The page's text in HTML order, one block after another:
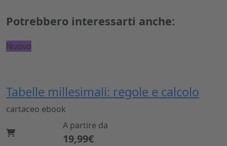
Potrebbero interessarti anche:
Nuovo
Tabelle millesimali: regole e calcolo
cartaceo ebook
A partire da
19,99€